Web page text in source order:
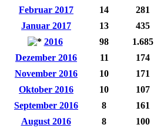
Februar 2017
14 281
Januar 2017
13 435
2016
98 1.685
Dezember 2016
11 174
November 2016
10 171
Oktober 2016
10 107
September 2016
8 161
August 2016
8 100